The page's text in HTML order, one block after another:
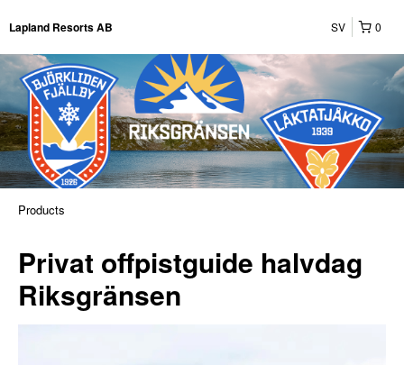
Lapland Resorts AB 0
SV
Products
Privat offpistguide halvdag
Riksgränsen